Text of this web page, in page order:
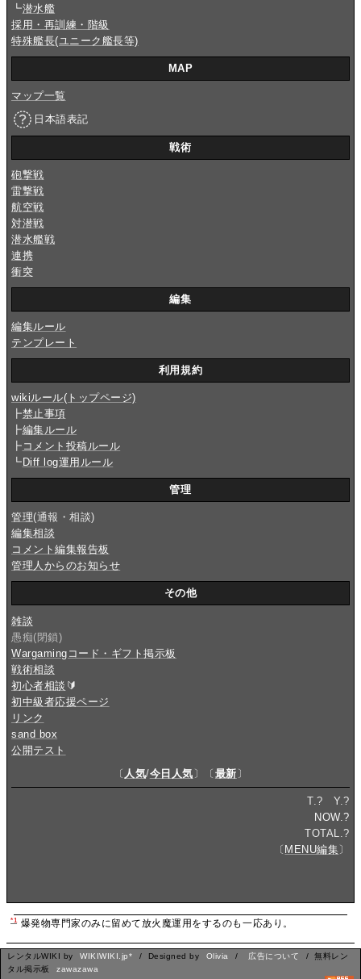
┗潜水艦
採用・再訓練・階級
特殊艦長(ユニーク艦長等)
MAP
マップ一覧
日本語表記
戦術
砲撃戦
雷撃戦
航空戦
対潜戦
潜水艦戦
連携
衝突
編集
編集ルール
テンプレート
利用規約
wikiルール(トップページ)
┣禁止事項
┣編集ルール
┣ コメント投稿ルール
┗ Diff log運用ルール
管理
管理(通報・相談)
編集相談
コメント編集報告板
管理人からのお知らせ
その他
雑談
愚痴(閉鎖)
Wargamingコード・ギフト掲示板
戦術相談
初心者相談 🔰
初中級者応援ページ
リンク
sand box
公開テスト
〔 人気/今日人気 〕〔 最新 〕
T.? Y.?
NOW.?
TOTAL.?
〔 MENU編集 〕
*1 爆発物専門家のみに留めて放火魔運用をするのも一応あり。
レンタルWIKI by WIKIWIKI.jp* / Designed by Olivia / 広告について
/ 無料レン
タル掲示板
zawazawa